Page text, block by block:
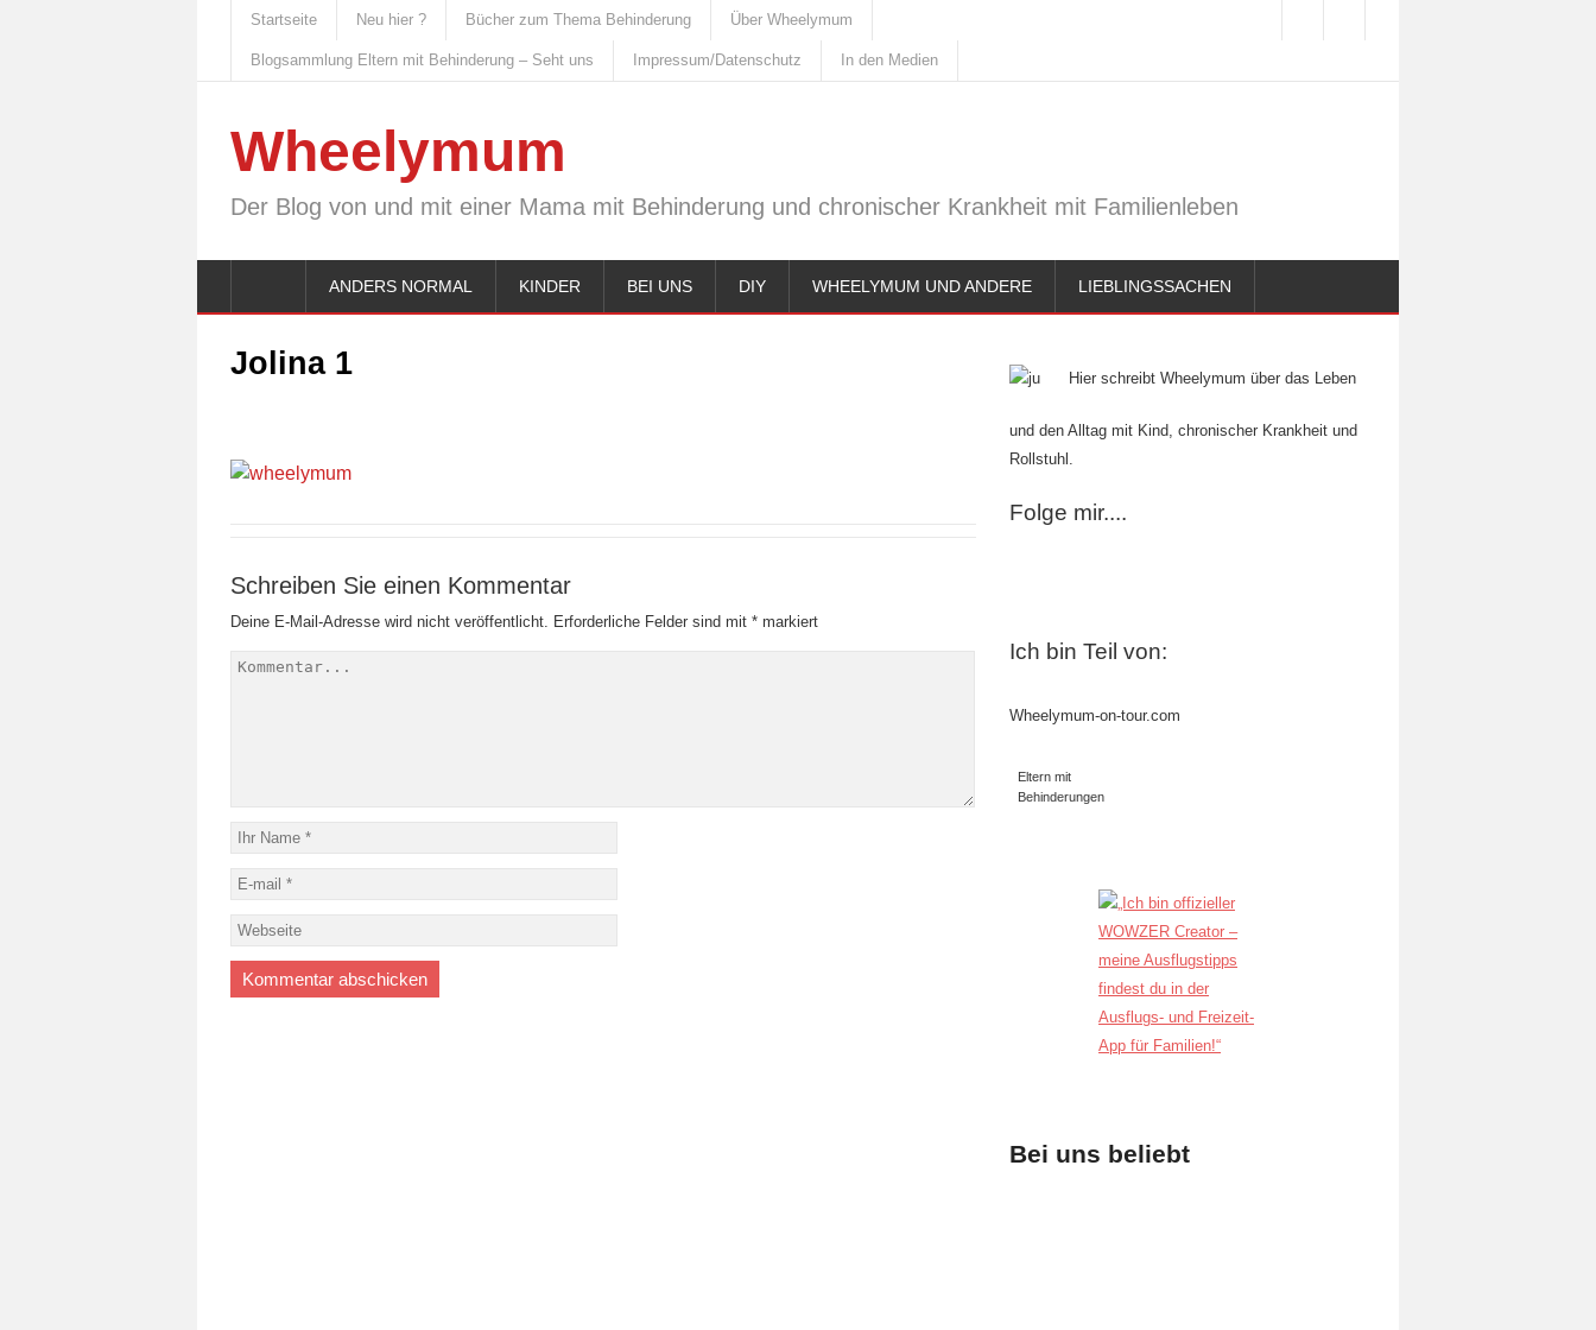
Startseite Neu hier ? Bücher zum Thema Behinderung Über Wheelymum
Blogsammlung Eltern mit Behinderung – Seht uns Impressum/Datenschutz In den Medien
Wheelymum
Der Blog von und mit einer Mama mit Behinderung und chronischer Krankheit mit Familienleben
ANDERS NORMAL KINDER BEI UNS DIY WHEELYMUM UND ANDERE LIEBLINGSSACHEN
Jolina 1
Schreiben Sie einen Kommentar
Deine E-Mail-Adresse wird nicht veröffentlicht. Erforderliche Felder sind mit * markiert
Hier schreibt Wheelymum über das Leben
und den Alltag mit Kind, chronischer Krankheit und
Rollstuhl.
Folge mir....
Ich bin Teil von:
Wheelymum-on-tour.com
Eltern mit
Behinderungen
Bei uns beliebt